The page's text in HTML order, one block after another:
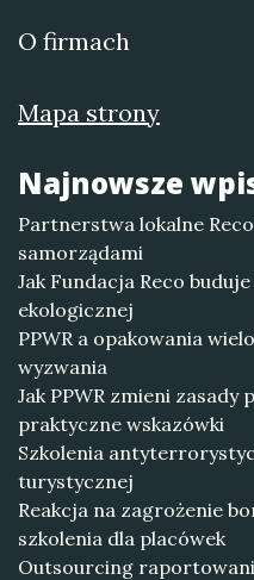
O firmach
Mapa strony
Najnowsze
Partnerstwa lokalne
samorządami
Jak Fundacja Reco
ekologicznej
PPWR a opakowania
wyzwania
Jak PPWR zmieni
praktyczne wskazówki
Szkolenia
turystycznej
Reakcja na zagrożenie
szkolenia dla placówek
Outsourcing